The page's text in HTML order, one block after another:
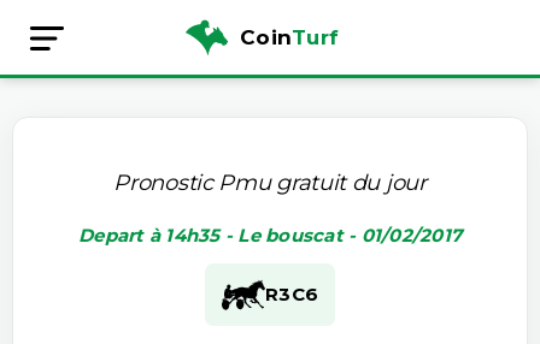
CoinTurf
Pronostic Pmu gratuit du jour
Depart à 14h35 - Le bouscat - 01/02/2017
R3C6